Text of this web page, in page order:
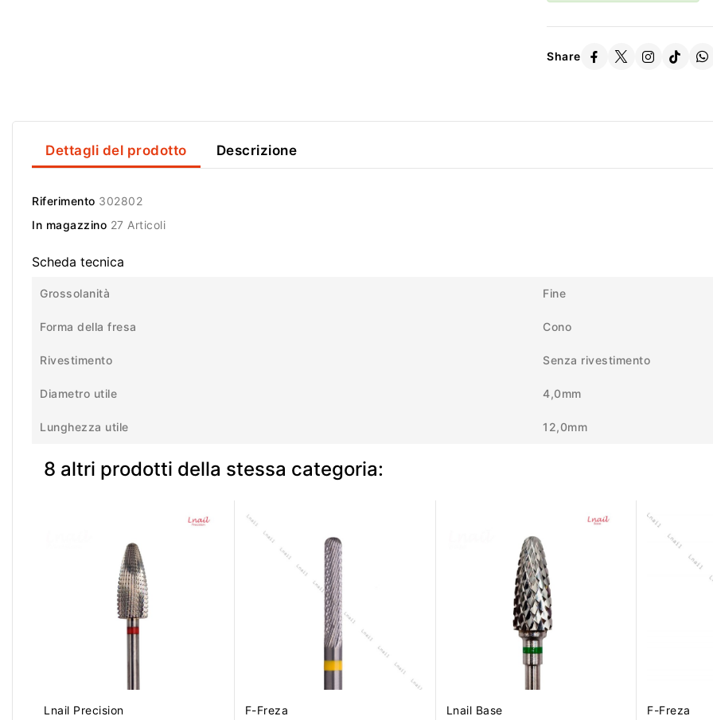
Share
Dettagli del prodotto Descrizione
Riferimento 302802
In magazzino 27 Articoli
Scheda tecnica
Grossolanità Fine
Forma della fresa Cono
Rivestimento Senza rivestimento
Diametro utile 4,0mm
Lunghezza utile 12,0mm
8 altri prodotti della stessa categoria:
Lnail Precision
F-Freza
Lnail Base
F-Freza